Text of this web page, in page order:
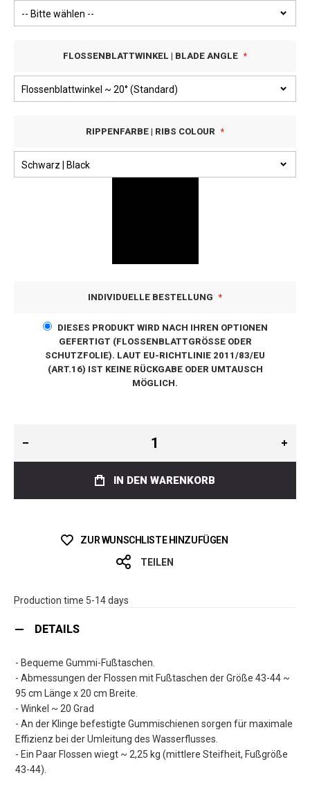
FLOSSENBLATTWINKEL | BLADE ANGLE
RIPPENFARBE | RIBS COLOUR
INDIVIDUELLE BESTELLUNG
DIESES PRODUKT WIRD NACH IHREN OPTIONEN
GEFERTIGT (FLOSSENBLATTGRÖSSE ODER S
CHUTZFOLIE). LAUT EU-RICHTLINIE 2011/83/EU (
ART.16) IST KEINE RÜCKGABE ODER UMTAUSCH M
ÖGLICH.
IN DEN WARENKORB
ZUR WUNSCHLISTE HINZUFÜGEN
TEILEN
Production time 5-14 days
DETAILS
- Bequeme Gummi-Fußtaschen.
- Abmessungen der Flossen mit Fußtaschen der Größe 43-44 ~
95 cm Länge x 20 cm Breite.
- Winkel ~ 20 Grad
- An der Klinge befestigte Gummischienen sorgen für maximale
Effizienz bei der Umleitung des Wasserflusses.
- Ein Paar Flossen wiegt ~ 2,25 kg (mittlere Steifheit, Fußgröße
43-44).